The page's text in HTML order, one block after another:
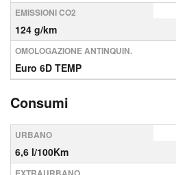
EMISSIONI CO2
124 g/km
OMOLOGAZIONE ANTINQUIN.
Euro 6D TEMP
Consumi
URBANO
6,6 l/100Km